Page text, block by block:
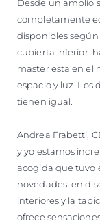
Desde un amplio
completamente
disponibles
cubierta inferior
master esta en el
espacio y luz. Los
tienen igual.
Andrea Frabetti,
y yo estamos
acogida que tuvo
novedades en
interiores y la
ofrece